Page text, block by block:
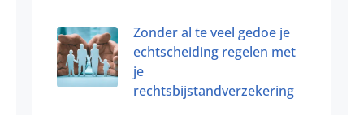
Zonder al te veel gedoe je
echtscheiding regelen met
je
rechtsbijstandverzekering